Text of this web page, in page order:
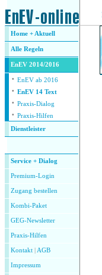
Home + Aktuell
Alle Regeln
EnEV 2014/2016
· EnEV ab 2016
· EnEV 14 Text
· Praxis-Dialog
· Praxis-Hilfen
Dienstleister
Service + Dialog
Premium-Login
Zugang bestellen
Kombi-Paket
GEG-Newsletter
Praxis-Hilfen
Kontakt AGB
Impressum